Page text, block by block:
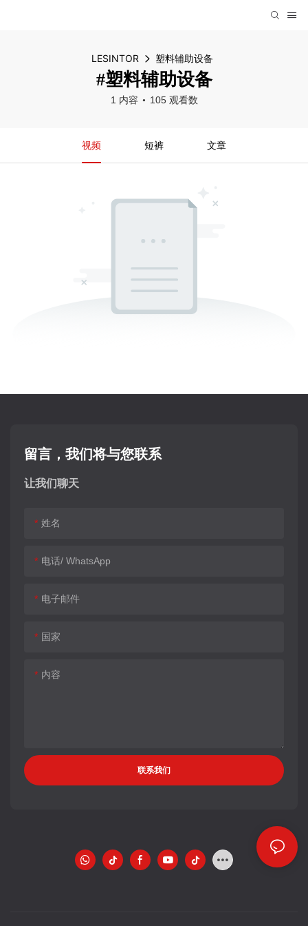
LESINTOR 塑料辅助设备
#塑料辅助设备
1 内容 105 观看数
视频 短裤 文章
留言，我们将与您联系
让我们聊天
姓名
电话/ WhatsApp
电子邮件
国家
内容
联系我们